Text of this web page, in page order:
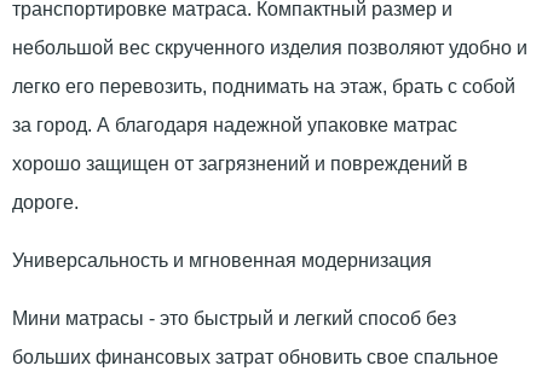
транспортировке матраса. Компактный размер и
небольшой вес скрученного изделия позволяют удобно и
легко его перевозить, поднимать на этаж, брать с собой
за город. А благодаря надежной упаковке матрас
хорошо защищен от загрязнений и повреждений в
дороге.
Универсальность и мгновенная модернизация
Мини матрасы - это быстрый и легкий способ без
больших финансовых затрат обновить свое спальное